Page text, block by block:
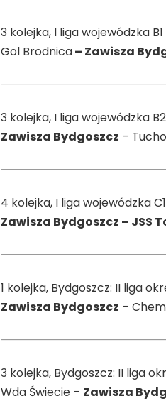
3 kolejka, I liga wojewódzka
Gol Brodnica– Zawisza
3 kolejka, I liga wojewódzka
Zawisza Bydgoszcz –
4 kolejka, I liga wojewódzka
Zawisza Bydgoszcz – JSS
1 kolejka, Bydgoszcz: II liga
Zawisza Bydgoszcz –
3 kolejka, Bydgoszcz: II liga
Wda Świecie – Zawisza